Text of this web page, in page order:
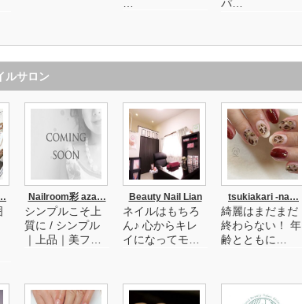
パ…
ルサロン
Nailroom彩 aza…
シンプルこそ上
質に / シンプル
｜上品｜美フ…
Beauty Nail Lian
ネイルはもちろ
ん♪ 心からキレ
イになってモ…
tsukiakari -na…
綺麗はまだまだ
終わらない！ 年
齢とともに…